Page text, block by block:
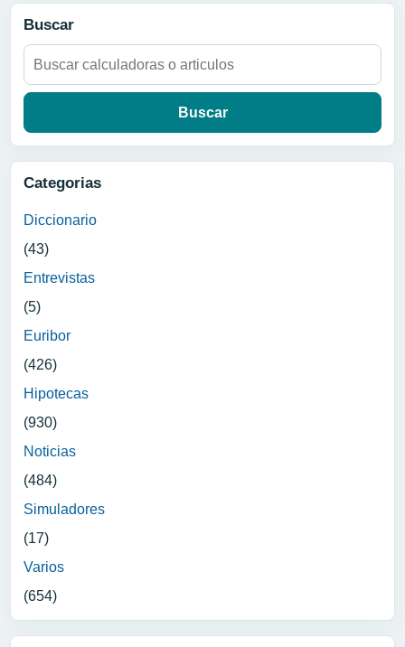
Buscar
Buscar:
Categorias
Diccionario
(43)
Entrevistas
(5)
Euribor
(426)
Hipotecas
(930)
Noticias
(484)
Simuladores
(17)
Varios
(654)